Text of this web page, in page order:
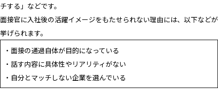
チする」などです。
面接官に入社後の活躍イメージをもたせられない理由には、以下などが
挙げられます。
・面接の通過自体が目的になっている
・話す内容に具体性やリアリティがない
・自分とマッチしない企業を選んでいる